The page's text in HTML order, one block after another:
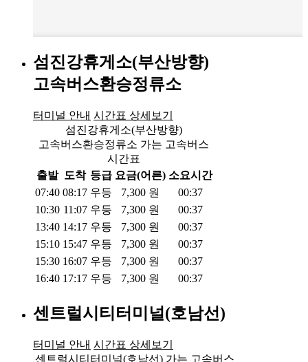
섬진강휴게소(부산방향)
고속버스환승정류소
터미널 안내 시간표 상세보기
섬진강휴게소(부산방향)
고속버스환승정류소 가는 고속버스
시간표
출발 도착 등급 요금(어른) 소요시간
07:40 08:17 우등 7,300 원
00:37
10:30 11:07 우등 7,300 원
00:37
13:40 14:17 우등 7,300 원
00:37
15:10 15:47 우등 7,300 원
00:37
15:30 16:07 우등 7,300 원
00:37
16:40 17:17 우등 7,300 원 00:37
센트럴시티터미널(호남선)
터미널 안내 시간표 상세보기
센트럴시티터미널(호남선) 가는 고속버스